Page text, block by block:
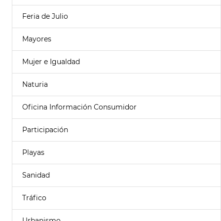
Feria de Julio
Mayores
Mujer e Igualdad
Naturia
Oficina Información Consumidor
Participación
Playas
Sanidad
Tráfico